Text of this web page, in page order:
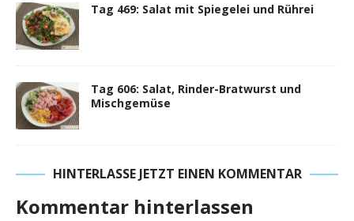
Tag 469: Salat mit Spiegelei und Rührei
Tag 606: Salat, Rinder-Bratwurst und
Mischgemüse
HINTERLASSE JETZT EINEN KOMMENTAR
Kommentar hinterlassen